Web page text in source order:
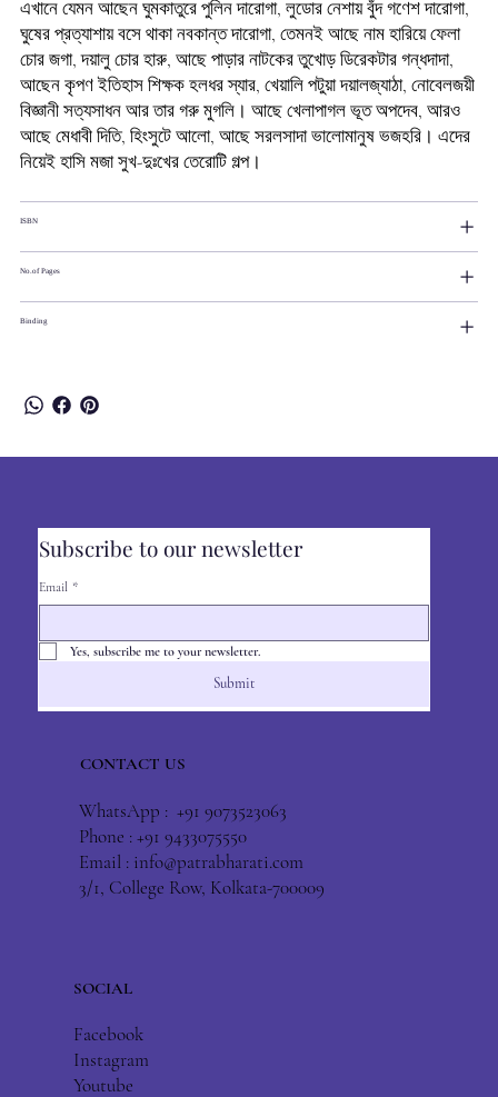
এখানে যেমন আছেন ঘুমকাতুরে পুলিন দারোগা, লুডোর নেশায় বুঁদ গণেশ দারোগা,
ঘুষের প্রত্যাশায় বসে থাকা নবকান্ত দারোগা, তেমনই আছে নাম হারিয়ে ফেলা
চোর জগা, দয়ালু চোর হারু, আছে পাড়ার নাটকের তুখোড় ডিরেকটার গন্ধদাদা,
আছেন কৃপণ ইতিহাস শিক্ষক হলধর স্যার, খেয়ালি পটুয়া দয়ালজ্যাঠা, নোবেলজয়ী
বিজ্ঞানী সত্যসাধন আর তার গরু মুগলি। আছে খেলাপাগল ভূত অপদেব, আরও
আছে মেধাবী দিতি, হিংসুটে আলো, আছে সরলসাদা ভালোমানুষ ভজহরি। এদের
নিয়েই হাসি মজা সুখ-দুঃখের তেরোটি গল্প।
ISBN
No.of Pages
Binding
Subscribe to our newsletter
Email *
Yes, subscribe me to your newsletter.
Submit
CONTACT US
WhatsApp : +91 9073523063
Phone : +91 9433075550
Email : info@patrabharati.com
3/1, College Row, Kolkata-700009
SOCIAL
Facebook
Instagram
Youtube